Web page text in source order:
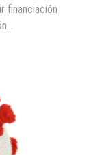
financiación